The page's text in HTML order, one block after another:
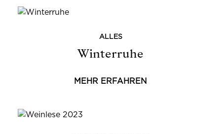
ALLES
Winterruhe
MEHR ERFAHREN